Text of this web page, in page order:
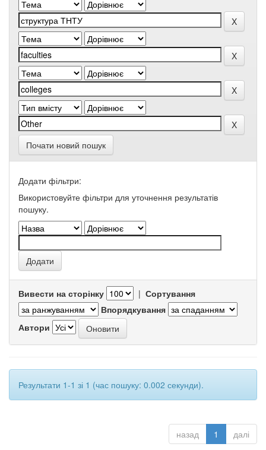
Почати новий пошук
Додати фільтри:
Використовуйте фільтри для уточнення результатів
пошуку.
Вивести на сторінку | Сортування
Впорядкування
Автори
Результати 1-1 зі 1 (час пошуку: 0.002 секунди).
назад 1 далі